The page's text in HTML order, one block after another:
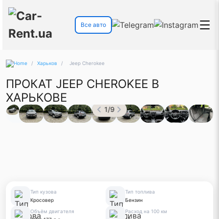
Все авто
/ Харьков / Jeep Cherokee
ПРОКАТ JEEP CHEROKEE В
ХАРЬКОВЕ
1/9
Тип кузова
Кросовер
Тип топлива
Бензин
Объём двигателя
Расход на 100 км